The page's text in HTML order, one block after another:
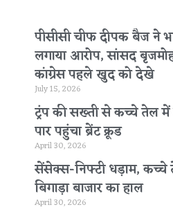
पीसीसी चीफ दीपक बैज ने
लगाया आरोप, सांसद
कांग्रेस पहले खुद को देखे
July 15, 2026
ट्रंप की सख्ती से कच्चे तेल
पार पहुंचा ब्रेंट क्रूड
April 30, 2026
सेंसेक्स-निफ्टी धड़ाम,
बिगाड़ा बाजार का हाल
April 30, 2026